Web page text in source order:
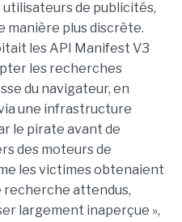
de publicités,
manière plus discrète.
les API Manifest V3
les recherches
du navigateur, en
une infrastructure
le pirate avant de
des moteurs de
les victimes obtenaient
recherche attendus,
largement inaperçue »,